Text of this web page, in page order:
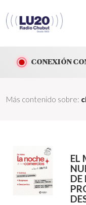
CONEXIÓN
Más contenido sobre:
EL
DE